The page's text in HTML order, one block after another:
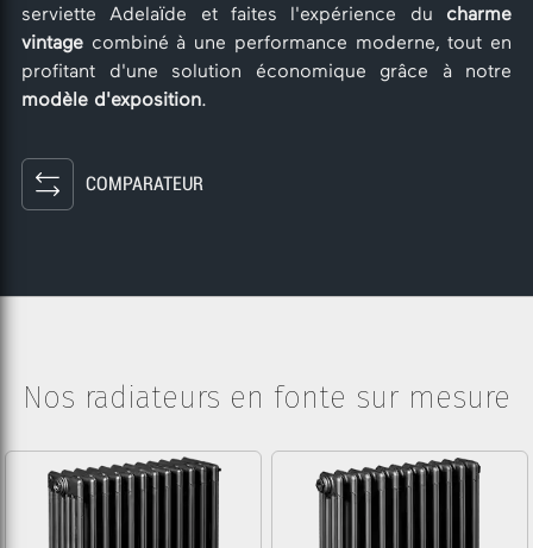
serviette Adelaïde et faites l'expérience du charme
vintage combiné à une performance moderne, tout en
profitant d'une solution économique grâce à notre
modèle d'exposition.
COMPARATEUR
Nos radiateurs en fonte sur mesure